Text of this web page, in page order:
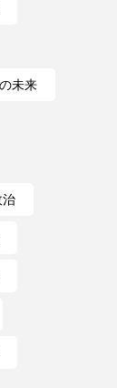
未来
治